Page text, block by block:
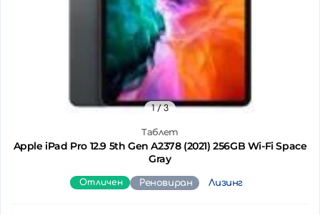
Таблет
Apple iPad Pro 12.9 5th Gen A2378 (2021) 256GB Wi-Fi Space
Gray
1/ 3
Отличен Реновиран Лизинг